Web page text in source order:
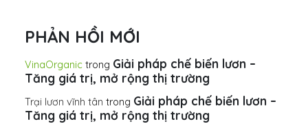
PHẢN HỒI MỚI
VinaOrganic trong Giải pháp chế biến lươn –
Tăng giá trị, mở rộng thị trường
Trại lươn vĩnh tân trong Giải pháp chế biến lươn –
Tăng giá trị, mở rộng thị trường